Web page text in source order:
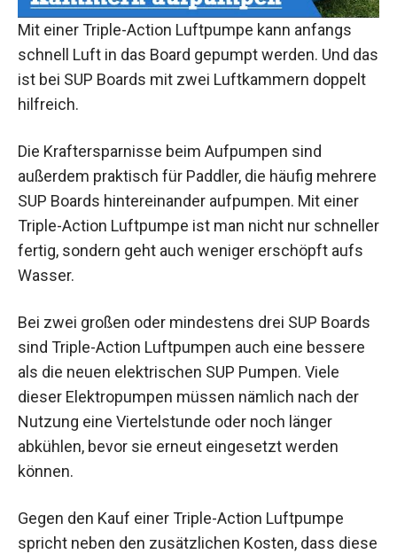
Mit einer Triple-Action Luftpumpe kann anfangs
schnell Luft in das Board gepumpt werden. Und das
ist bei SUP Boards mit zwei Luftkammern doppelt
hilfreich.
Die Kraftersparnisse beim Aufpumpen sind
außerdem praktisch für Paddler, die häufig mehrere
SUP Boards hintereinander aufpumpen. Mit einer
Triple-Action Luftpumpe ist man nicht nur schneller
fertig, sondern geht auch weniger erschöpft aufs
Wasser.
Bei zwei großen oder mindestens drei SUP Boards
sind Triple-Action Luftpumpen auch eine bessere
als die neuen elektrischen SUP Pumpen. Viele
dieser Elektropumpen müssen nämlich nach der
Nutzung eine Viertelstunde oder noch länger
abkühlen, bevor sie erneut eingesetzt werden
können.
Gegen den Kauf einer Triple-Action Luftpumpe
spricht neben den zusätzlichen Kosten, dass diese